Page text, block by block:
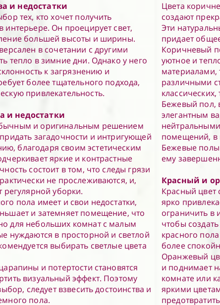
и недостатки
тех, кто хочет получить
Он проецирует свет,
большей высоты и ширины.
в сочетании с другими
тепло в зимние дни. Однако у него
к загрязнению и
более тщательного подхода,
привлекательность.
и недостатки
и оригинальным решением
загадочности и интригующей
благодаря своим эстетическим
яркие и контрастные
состоит в том, что следы грязи
не прослеживаются, и,
регулярной уборки.
пола имеет и свои недостатки,
и затемняет помещение, что
для небольших комнат с малым
нуждаются в просторной и светлой
выбирать светлые цвета
и потертости становятся
визуальный эффект. Поэтому
следует взвесить достоинства и
пола.
Цвета
создают
Эти
придает
Коричневый
уютное и
материалами,
различными
Бежевый пол,
элегантным
помещений, в
Бежевые полы
ему
Красный и
Красный цвет
ярко
ограничить в
чтобы
красного
более
Оранжевый
и поднимает
комнате или
яркими